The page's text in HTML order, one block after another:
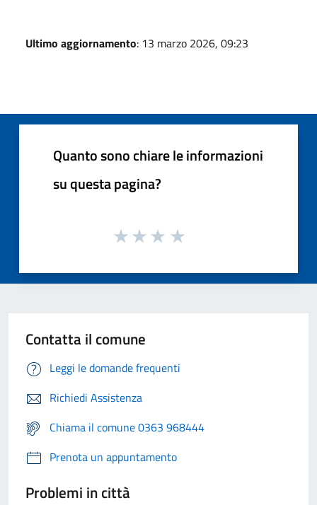
Ultimo aggiornamento: 13 marzo 2026, 09:23
Quanto sono chiare le informazioni
su questa pagina?
Contatta il comune
Leggi le domande frequenti
Richiedi Assistenza
Chiama il comune 0363 968444
Prenota un appuntamento
Problemi in città